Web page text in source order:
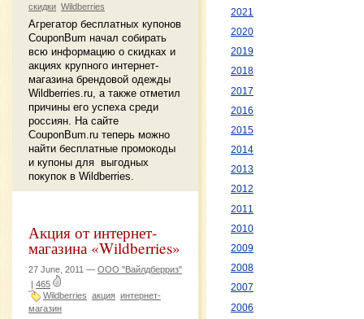
скидки Wildberries
Агрегатор бесплатных купонов
CouponBum начал собирать
всю информацию о скидках и
акциях крупного интернет-
магазина брендовой одежды
Wildberries.ru, а также отметил
причины его успеха среди
россиян. На сайте
CouponBum.ru теперь можно
найти бесплатные промокоды
и купоны для выгодных
покупок в Wildberries.
Акция от интернет-
магазина «Wildberries»
27 June, 2011 — ООО "Вайлдберриз"
| 465
Wildberries акция интернет-
магазин
2021
2020
2019
2018
2017
2016
2015
2014
2013
2012
2011
2010
2009
2008
2007
2006